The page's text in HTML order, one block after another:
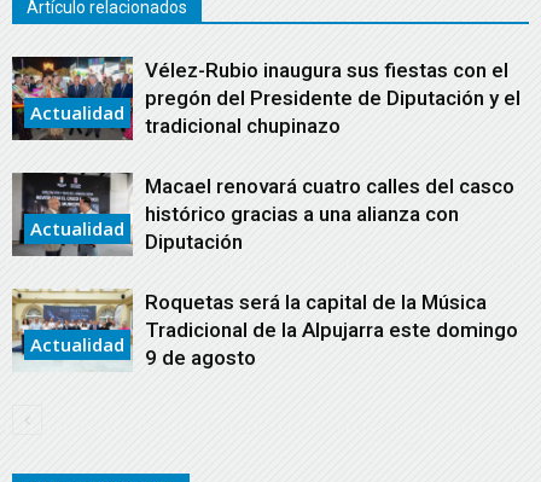
Artículo relacionados
Actualidad
Vélez-Rubio inaugura sus fiestas con el
pregón del Presidente de Diputación y el
tradicional chupinazo
Actualidad
Macael renovará cuatro calles del casco
histórico gracias a una alianza con
Diputación
Actualidad
Roquetas será la capital de la Música
Tradicional de la Alpujarra este domingo
9 de agosto